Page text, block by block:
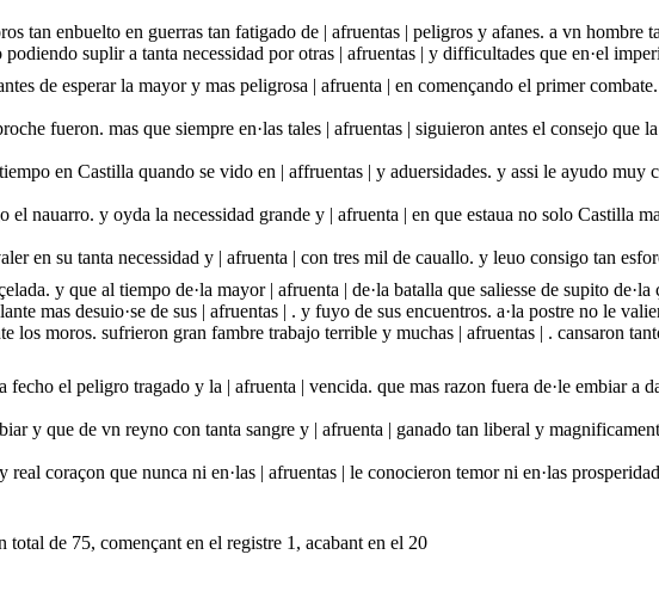
tan enbuelto en guerras tan fatigado de | afruentas | peligros y afanes. a vn hombre
suplir a tanta necessidad por otras | afruentas | y difficultades que en·el
de esperar la mayor y mas peligrosa | afruenta | en començando el primer
fueron. mas que siempre en·las tales | afruentas | siguieron antes el consejo que
en Castilla quando se vido en | affruentas | y aduersidades. y assi le ayudo muy
el nauarro. y oyda la necessidad grande y | afruenta | en que estaua no solo Castilla
en su tanta necessidad y | afruenta | con tres mil de cauallo. y leuo consigo tan
y que al tiempo de·la mayor | afruenta | de·la batalla que saliesse de supito de·la
mas desuio·se de sus | afruentas | . y fuyo de sus encuentros. a·la postre no le
los moros. sufrieron gran fambre trabajo terrible y muchas | afruentas | . cansaron
fecho el peligro tragado y la | afruenta | vencida. que mas razon fuera de·le embiar a
y que de vn reyno con tanta sangre y | afruenta | ganado tan liberal y
real coraçon que nunca ni en·las | afruentas | le conocieron temor ni en·las
total de 75, començant en el registre 1, acabant en el 20